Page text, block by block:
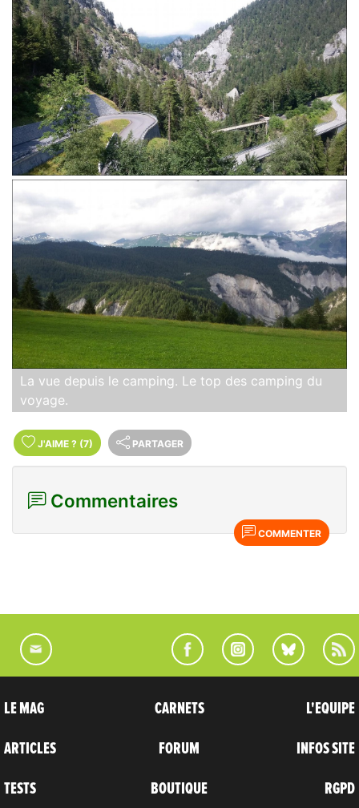
La vue depuis le camping. Le top des camping du
voyage.
J'AIME ? (7) PARTAGER
Commentaires
COMMENTER
LE MAG
ARTICLES
TESTS
CARNETS
FORUM
BOUTIQUE
L'EQUIPE
INFOS SITE
RGPD